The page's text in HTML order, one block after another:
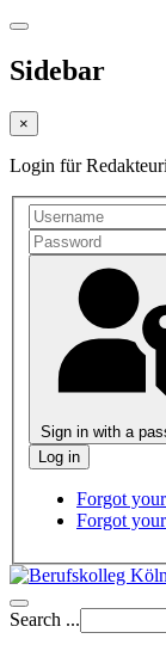
Sidebar
×
Login für
Sign in with a
Forgot
Forgot
Search ...